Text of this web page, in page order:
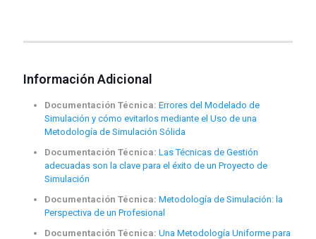
Información Adicional
Documentación Técnica: Errores del Modelado de
Simulación y cómo evitarlos mediante el Uso de una
Metodología de Simulación Sólida
Documentación Técnica: Las Técnicas de Gestión
adecuadas son la clave para el éxito de un Proyecto de
Simulación
Documentación Técnica: Metodología de Simulación: la
Perspectiva de un Profesional
Documentación Técnica: Una Metodología Uniforme para